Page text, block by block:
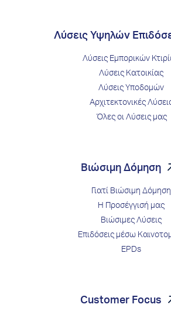
Λύσεις Υψηλών
Λύσεις Εμπορικών
Λύσεις Κατοικίας
Λύσεις Υποδομών
Αρχιτεκτονικές
Όλες οι Λύσεις μας
Βιώσιμη Δόμηση
Γιατί Βιώσιμη Δόμηση
Η Προσέγγισή μας
Βιώσιμες Λύσεις
Επιδόσεις μέσω
EPDs
Customer Focus